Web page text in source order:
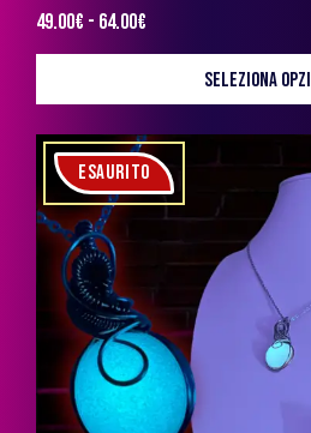
49.00€ - 64.00€
SELEZIONA
ESAURITO